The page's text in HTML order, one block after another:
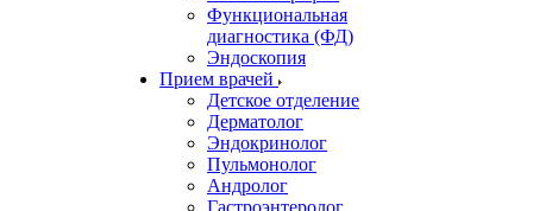
Функциональная
диагностика (ФД)
Эндоскопия
Прием врачей
Детское отделение
Дерматолог
Эндокринолог
Пульмонолог
Андролог
Гастроэнтеролог